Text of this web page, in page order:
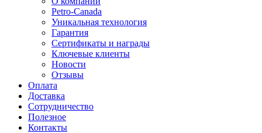
Petro-Сanada
Уникальная технология
Гарантия
Сертификаты и награды
Ключевые клиенты
Новости
Отзывы
Оплата
Доставка
Сотрудничество
Полезное
Контакты